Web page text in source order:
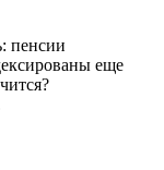
пенсии
еще